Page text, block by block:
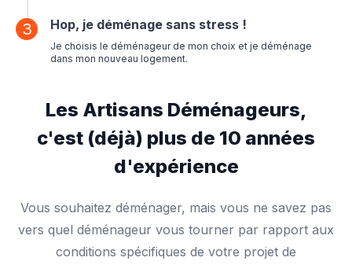
3 Hop, je déménage sans stress !
Je choisis le déménageur de mon choix et je déménage
dans mon nouveau logement.
Les Artisans Déménageurs,
c'est (déjà) plus de 10 années
d'expérience
Vous souhaitez déménager, mais vous ne savez pas
vers quel déménageur vous tourner par rapport aux
conditions spécifiques de votre projet de